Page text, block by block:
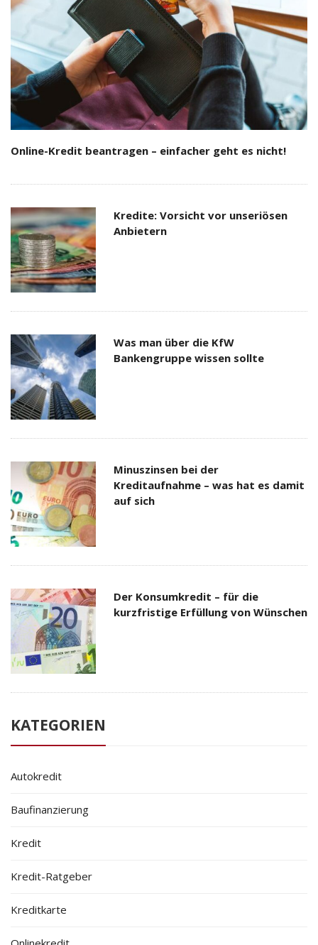
Online-Kredit beantragen – einfacher geht es nicht!
Kredite: Vorsicht vor unseriösen
Anbietern
Was man über die KfW
Bankengruppe wissen sollte
Minuszinsen bei der
Kreditaufnahme – was hat es damit
auf sich
Der Konsumkredit – für die
kurzfristige Erfüllung von Wünschen
KATEGORIEN
Autokredit
Baufinanzierung
Kredit
Kredit-Ratgeber
Kreditkarte